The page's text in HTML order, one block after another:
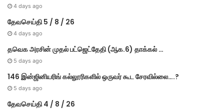
4 days ago
தேவசெய்தி 5 / 8 / 26
4 days ago
தவெக அரசின் முதல் பட்​ஜெட்தேதி (ஆக.6) தாக்​கல் …
5 days ago
146 இன்ஜினியரிங் கல்லூரிகளில் ஒருவர் கூட சேரவில்லை….?
5 days ago
தேவசெய்தி 4 / 8 / 26